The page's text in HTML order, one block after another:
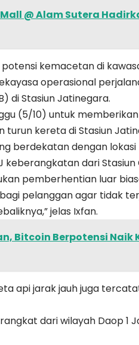
@ Alam Sutera
kemacetan di
operasional
di Stasiun Jatinegara.
(5/10) untuk
kereta di Stasiun
berdekatan dengan lokasi
keberangkatan dari
pemberhentian luar
pelanggan agar tidak
jelas Ixfan.
Bitcoin Berpotensi Naik
api jarak jauh juga
dari wilayah Daop 1